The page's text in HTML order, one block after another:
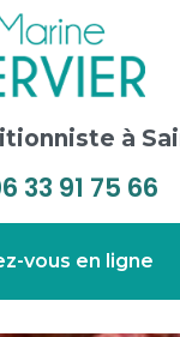
à
33 91 75 66
vous en ligne